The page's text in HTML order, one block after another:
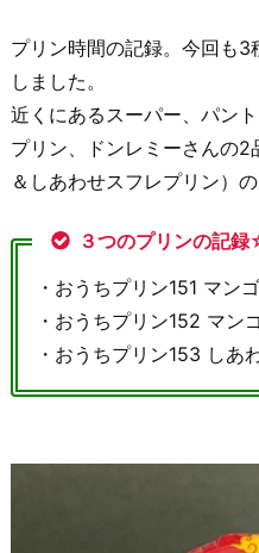
プリン時間の記録。今回も
しました。
近くにあるスーパー、パン
プリン、ドンレミーさんの2
＆しあわせスフレプリン）の
３つのプリンの記
・おうちプリン151 マン
・おうちプリン152 マン
・おうちプリン153 しあ